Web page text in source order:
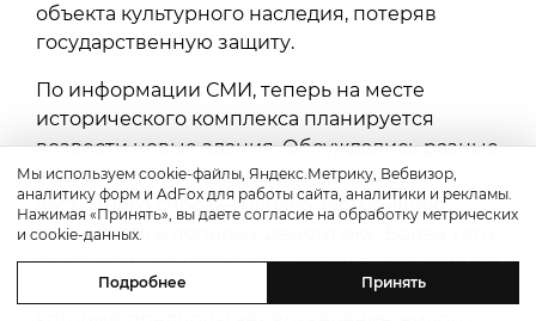
объекта культурного наследия, потеряв
государственную защиту.
По информации СМИ, теперь на месте
исторического комплекса планируется
возвести новые здания. Обсуждались разные
варианты — от сохранения фасадов до
частичного сноса — однако застройщик
склоняется к полному демонтажу. Более того,
по слухам уже утвержден проект масштабной
застройки под названием «Система-Сити»,
Мы используем cookie-файлы, Яндекс.Метрику, Вебвизор,
аналитику форм и AdFox для работы сайта, аналитики и рекламы.
Нажимая «Принять», вы даете согласие на обработку метрических
и cookie-данных.
Подробнее Принять